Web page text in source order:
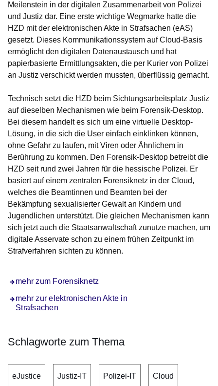
Meilenstein in der digitalen Zusammenarbeit von Polizei
und Justiz dar. Eine erste wichtige Wegmarke hatte die
HZD mit der elektronischen Akte in Strafsachen (eAS)
gesetzt. Dieses Kommunikationssystem auf Cloud-Basis
ermöglicht den digitalen Datenaustausch und hat
papierbasierte Ermittlungsakten, die per Kurier von Polizei
an Justiz verschickt werden mussten, überflüssig gemacht.
Technisch setzt die HZD beim Sichtungsarbeitsplatz Justiz
auf dieselben Mechanismen wie beim Forensik-Desktop.
Bei diesem handelt es sich um eine virtuelle Desktop-
Lösung, in die sich die User einfach einklinken können,
ohne Gefahr zu laufen, mit Viren oder Ähnlichem in
Berührung zu kommen. Den Forensik-Desktop betreibt die
HZD seit rund zwei Jahren für die hessische Polizei. Er
basiert auf einem zentralen Forensiknetz in der Cloud,
welches die Beamtinnen und Beamten bei der
Bekämpfung sexualisierter Gewalt an Kindern und
Jugendlichen unterstützt. Die gleichen Mechanismen kann
sich jetzt auch die Staatsanwaltschaft zunutze machen, um
digitale Asservate schon zu einem frühen Zeitpunkt im
Strafverfahren sichten zu können.
mehr zum Forensiknetz
mehr zur elektronischen Akte in
Strafsachen
Schlagworte zum Thema
eJustice Justiz-IT Polizei-IT Cloud